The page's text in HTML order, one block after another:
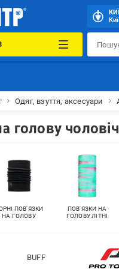
Одяг, взуття, аксесуари
голову
ПОВ'ЯЗКИ
НА ГОЛОВУ
ПОВ'ЯЗКИ НА
ГОЛОВУ ЛІТНІ
BUFF